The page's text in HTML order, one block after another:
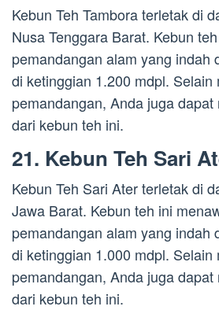
Kebun Teh Tambora terletak di
Nusa Tenggara Barat. Kebun
pemandangan alam yang indah
di ketinggian 1.200 mdpl. Selain
pemandangan, Anda juga
dari kebun teh ini.
21. Kebun Teh Sari
Kebun Teh Sari Ater terletak di
Jawa Barat. Kebun teh ini
pemandangan alam yang indah
di ketinggian 1.000 mdpl. Selain
pemandangan, Anda juga
dari kebun teh ini.